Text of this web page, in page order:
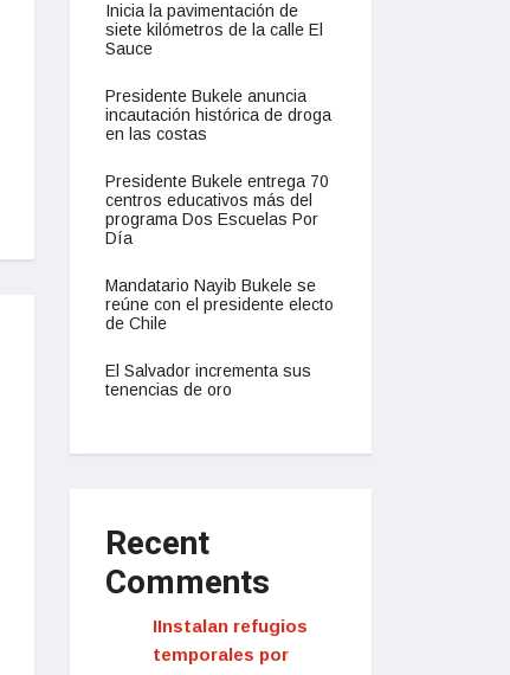
NACIONAL
decisión de buscar la reelección
Inicia la pavimentación de
siete kilómetros de la calle El
Sauce
Presidente Bukele anuncia
incautación histórica de droga
en las costas
Presidente Bukele entrega 70
centros educativos más del
programa Dos Escuelas Por
Día
Mandatario Nayib Bukele se
reúne con el presidente electo
de Chile
El Salvador incrementa sus
tenencias de oro
Recent
Comments
IInstalan refugios
temporales por